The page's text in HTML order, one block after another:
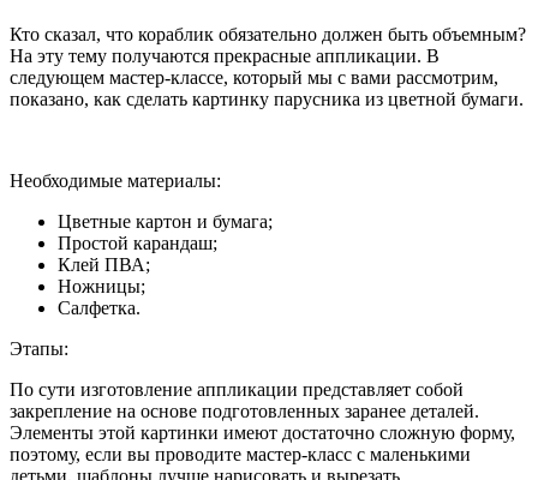
Кто сказал, что кораблик обязательно должен быть объемным?
На эту тему получаются прекрасные аппликации. В
следующем мастер-классе, который мы с вами рассмотрим,
показано, как сделать картинку парусника из цветной бумаги.
Необходимые материалы:
Цветные картон и бумага;
Простой карандаш;
Клей ПВА;
Ножницы;
Салфетка.
Этапы:
По сути изготовление аппликации представляет собой
закрепление на основе подготовленных заранее деталей.
Элементы этой картинки имеют достаточно сложную форму,
поэтому, если вы проводите мастер-класс с маленькими
детьми, шаблоны лучше нарисовать и вырезать